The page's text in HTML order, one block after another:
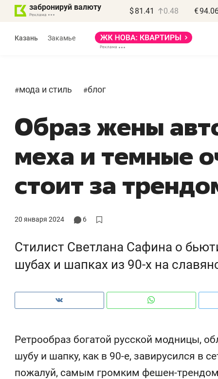
забронируй валюту $ 81.41 0.48 €
Казань Закамье
#мода и стиль #блог
Образ жены
меха и темные
стоит за
20 января 2024 6
Стилист Светлана Сафина о
шубах и шапках из 90-х на
Ретрообраз богатой русской модницы,
шубу и шапку, как в 90-е, завирусился в
пожалуй, самым громким фешен-
Василь Мазитов
МАРТ
«Не зная местных
потерять минимум
Как бизнесу выйти на зарубежные
«Мне
чем